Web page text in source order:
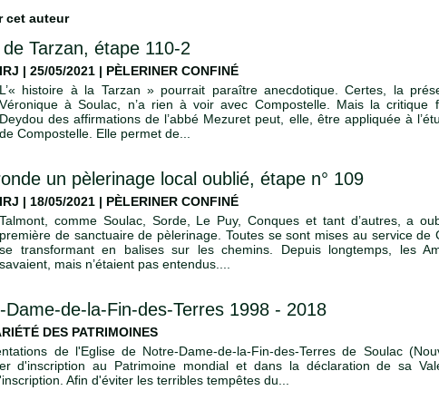
cet auteur
Tarzan, étape 110-2
IRJ | 25/05/2021 | PÈLERINER CONFINÉ
L’« histoire à la Tarzan » pourrait paraître anecdotique. Certes, la
Véronique à Soulac, n’a rien à voir avec Compostelle. Mais la critique
Deydou des affirmations de l’abbé Mezuret peut, elle, être appliquée à
de Compostelle. Elle permet de...
un pèlerinage local oublié, étape n° 109
IRJ | 18/05/2021 | PÈLERINER CONFINÉ
Talmont, comme Soulac, Sorde, Le Puy, Conques et tant d’autres, a
première de sanctuaire de pèlerinage. Toutes se sont mises au service de
se transformant en balises sur les chemins. Depuis longtemps, les
savaient, mais n’étaient pas entendus....
Dame-de-la-Fin-des-Terres 1998 - 2018
DES PATRIMOINES
de l'Eglise de Notre-Dame-de-la-Fin-des-Terres de Soulac
d'inscription au Patrimoine mondial et dans la déclaration de sa
Afin d'éviter les terribles tempêtes du...